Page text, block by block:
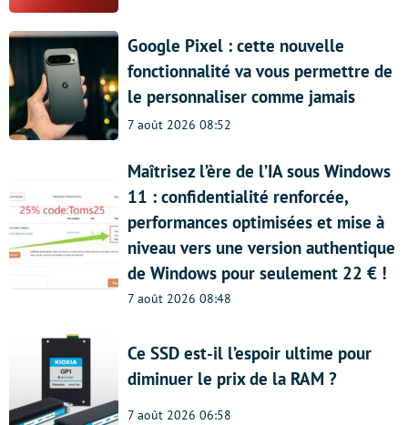
Google Pixel : cette nouvelle
fonctionnalité va vous permettre de
le personnaliser comme jamais
7 août 2026 08:52
Maîtrisez l’ère de l’IA sous Windows
11 : confidentialité renforcée,
performances optimisées et mise à
niveau vers une version authentique
de Windows pour seulement 22 € !
7 août 2026 08:48
Ce SSD est-il l’espoir ultime pour
diminuer le prix de la RAM ?
7 août 2026 06:58